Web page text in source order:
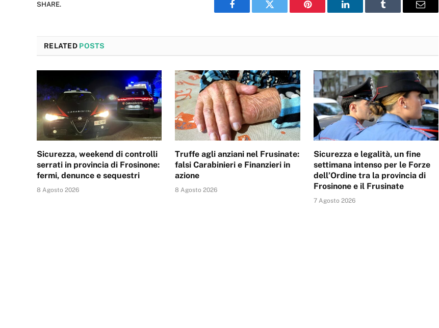
SHARE.
Facebook Twitter Pinterest LinkedIn Tumblr Email
RELATED POSTS
Sicurezza, weekend di controlli
serrati in provincia di Frosinone:
fermi, denunce e sequestri
8 Agosto 2026
Truffe agli anziani nel Frusinate:
falsi Carabinieri e Finanzieri in
azione
8 Agosto 2026
Sicurezza e legalità, un fine
settimana intenso per le Forze
dell’Ordine tra la provincia di
Frosinone e il Frusinate
7 Agosto 2026